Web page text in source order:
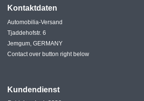
Kontaktdaten
Automobilia-Versand
Tjaddehofstr. 6
Jemgum, GERMANY
Contact over button right below
Kundendienst